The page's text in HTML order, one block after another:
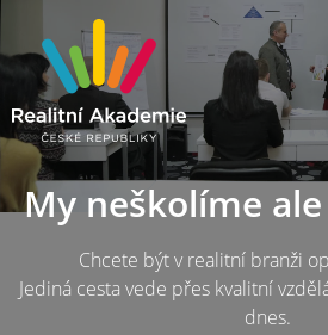
My neškolíme
Chcete být v realitní branži
Jediná cesta vede přes kvalitní
dnes.